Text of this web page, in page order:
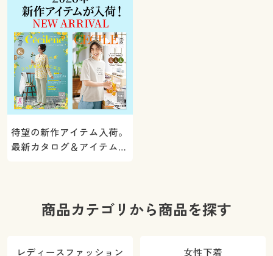
待望の新作アイテム入荷。
最新カタログ＆アイテムを
商品カテゴリから商品を探す
レディースファッション 女性下着